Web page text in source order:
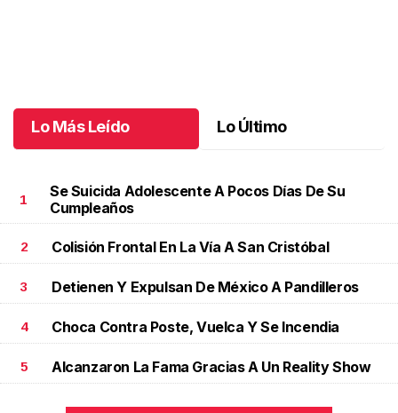
Lo Más Leído Lo Último
1
Se Suicida Adolescente A Pocos Días De Su
Cumpleaños
2 Colisión Frontal En La Vía A San Cristóbal
3 Detienen Y Expulsan De México A Pandilleros
4 Choca Contra Poste, Vuelca Y Se Incendia
5 Alcanzaron La Fama Gracias A Un Reality Show